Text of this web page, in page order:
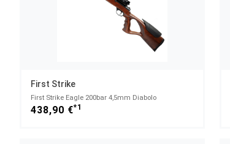
First Strike
First Strike Eagle 200bar 4,5mm Diabolo
438,90 €*1